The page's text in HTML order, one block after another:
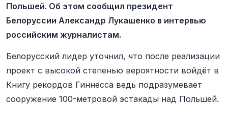
Польшей. Об этом сообщил президент
Белоруссии Александр Лукашенко в интервью
российским журналистам.
Белорусский лидер уточнил, что после реализации
проект с высокой степенью вероятности войдёт в
Книгу рекордов Гиннесса ведь подразумевает
сооружение 100-метровой эстакады над Польшей.